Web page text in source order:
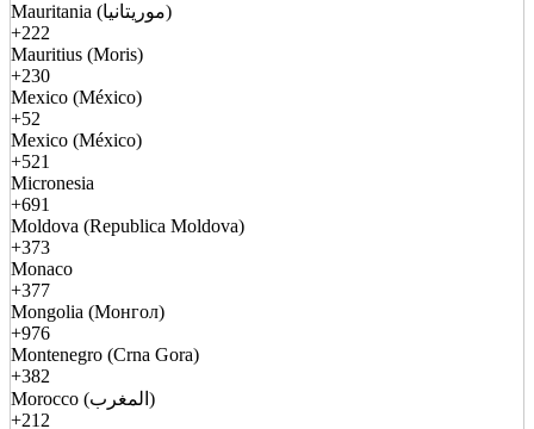
Mauritania (موريتانيا)
+222
Mauritius (Moris)
+230
Mexico (México)
+52
Mexico (México)
+521
Micronesia
+691
Moldova (Republica Moldova)
+373
Monaco
+377
Mongolia (Монгол)
+976
Montenegro (Crna Gora)
+382
Morocco (المغرب)
+212